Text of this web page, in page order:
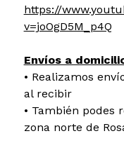
https://
v=joOgD5M_p4Q
Envíos a
• Realizamos
al recibir
• También podes
zona norte de